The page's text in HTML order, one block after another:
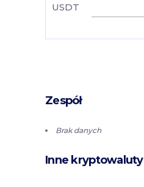
USDT
Zespół
Brak danych
Inne kryptowaluty